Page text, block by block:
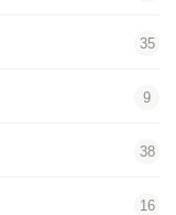
35
9
38
16